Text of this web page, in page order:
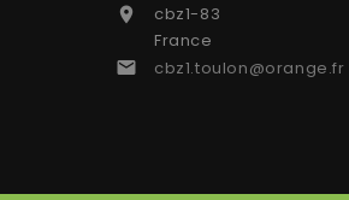

cbz1-83
France
 cbz1.toulon@orange.fr